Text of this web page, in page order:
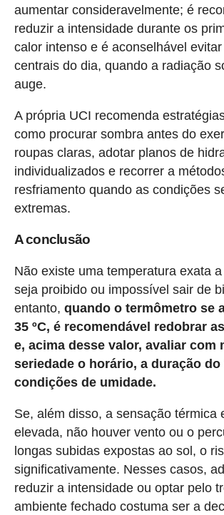
aumentar consideravelmente; é
reduzir a intensidade durante os
calor intenso e é aconselhável
centrais do dia, quando a radiação
auge.
A própria UCI recomenda
como procurar sombra antes do
roupas claras, adotar planos de
individualizados e recorrer a
resfriamento quando as condições
extremas.
A conclusão
Não existe uma temperatura exata
seja proibido ou impossível sair de
entanto, quando o termômetro se
35 ºC, é recomendável redobrar
e, acima desse valor, avaliar com
seriedade o horário, a duração do
condições de umidade.
Se, além disso, a sensação térmica
elevada, não houver vento ou o
longas subidas expostas ao sol, o
significativamente. Nesses casos,
reduzir a intensidade ou optar pelo
ambiente fechado costuma ser a